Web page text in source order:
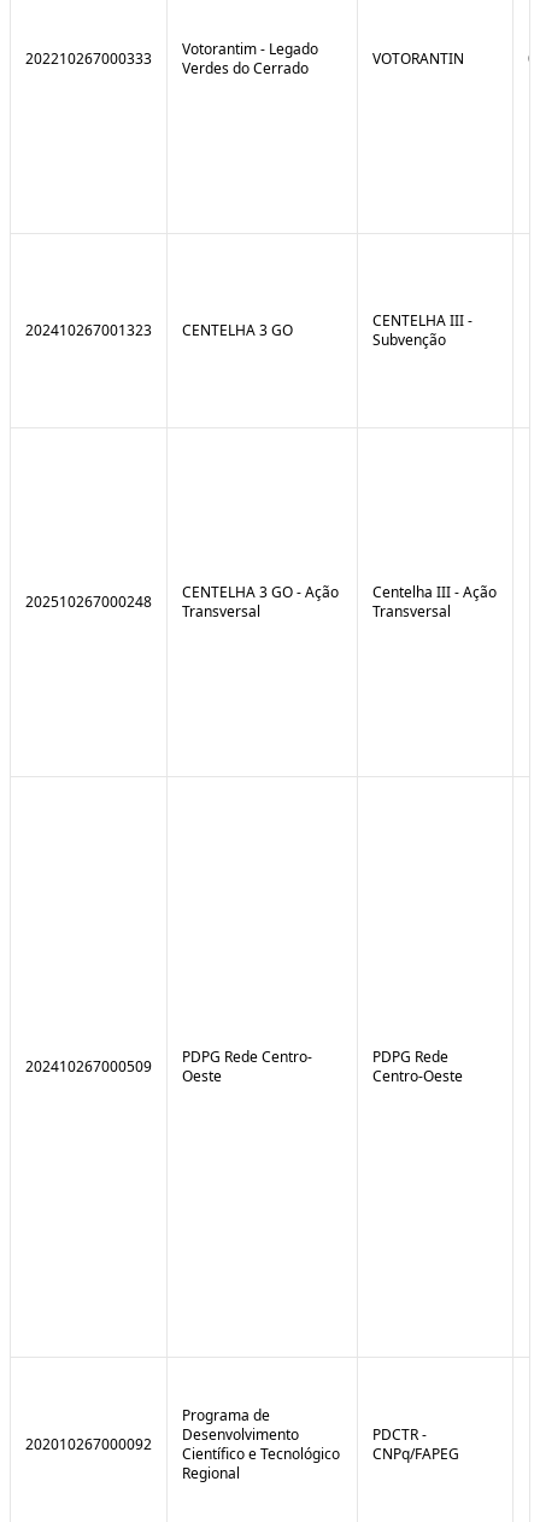
202210267000333
Votorantim - Legado
Verdes do Cerrado
VOTORANTIN
202410267001323 CENTELHA 3 GO
CENTELHA III -
Subvenção
202510267000248
CENTELHA 3 GO - Ação
Transversal
Centelha III - Ação
Transversal
202410267000509
PDPG Rede Centro-
Oeste
PDPG Rede
Centro-Oeste
202010267000092
Programa de
Desenvolvimento
Científico e Tecnológico
Regional
PDCTR -
CNPq/FAPEG